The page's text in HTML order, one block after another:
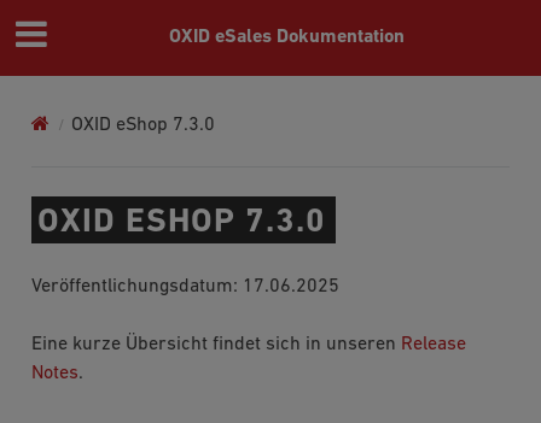
OXID eSales Dokumentation
OXID eShop 7.3.0
OXID ESHOP 7.3.0
Veröffentlichungsdatum: 17.06.2025
Eine kurze Übersicht findet sich in unseren Release
Notes.